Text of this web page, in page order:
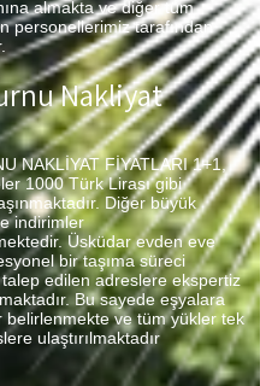
almakta ve diğer tüm
personellerimiz tarafından
Nakliyat
NAKLİYAT FİYATLARI 1+1,
1000 Türk Lirası gibi
Diğer büyük
indirimler
Üsküdar evden eve
bir taşıma süreci
edilen adreslere ekspertiz
Bu sayede eşyalara
belirlenmekte ve tüm yükler tek
ulaştırılmaktadır